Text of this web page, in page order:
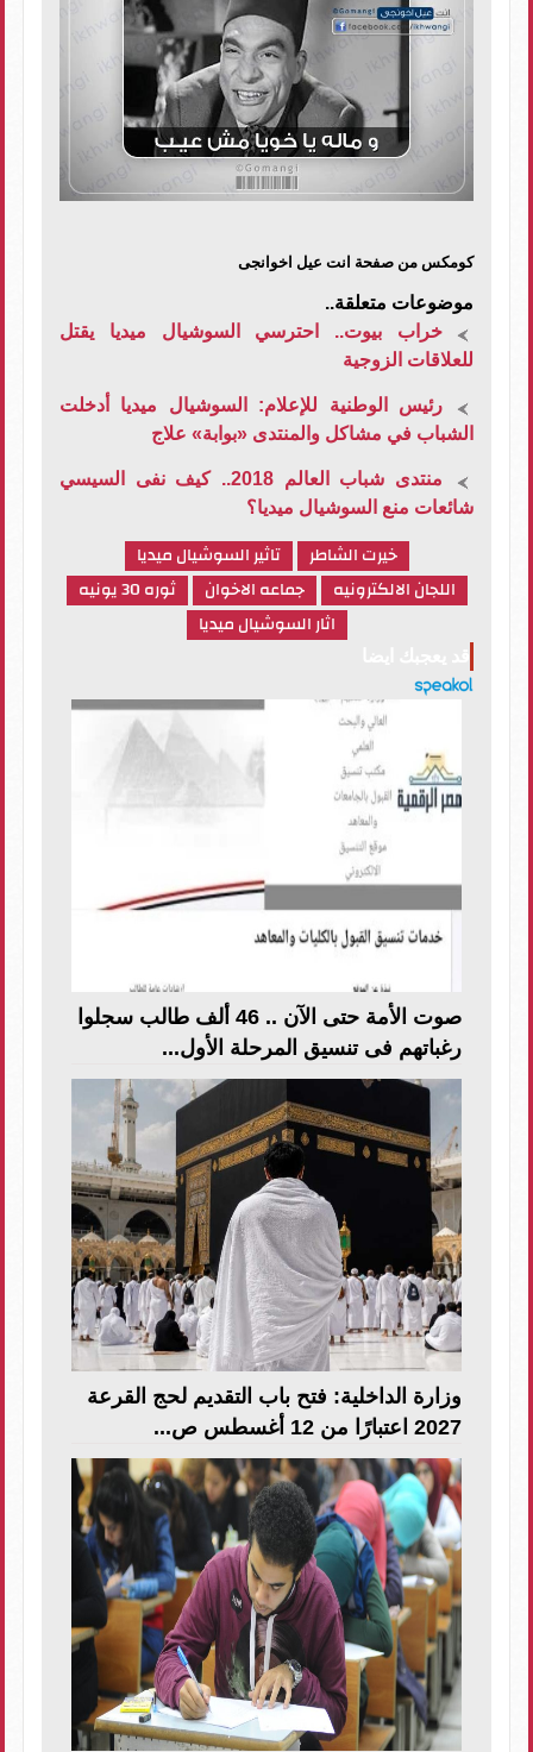
كومكس من صفحة انت عيل اخوانجى
موضوعات متعلقة..
خراب بيوت.. احترسي السوشيال ميديا يقتل
للعلاقات الزوجية
رئيس الوطنية للإعلام: السوشيال ميديا أدخلت
الشباب في مشاكل والمنتدى «بوابة» علاج
منتدى شباب العالم 2018.. كيف نفى السيسي
شائعات منع السوشيال ميديا؟
خيرت الشاطر
تاثير السوشيال ميديا
اللجان الالكترونيه
جماعه الاخوان
ثوره 30 يونيه
اثار السوشيال ميديا
صوت الأمة حتى الآن .. 46 ألف طالب سجلوا
رغباتهم فى تنسيق المرحلة الأول...
وزارة الداخلية: فتح باب التقديم لحج القرعة
2027 اعتبارًا من 12 أغسطس ص...